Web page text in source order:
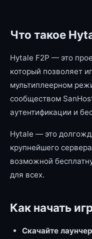
Что такое
Hytale F2P — это
который позволяет
мультиплеерном
сообществом
аутентификации и
Hytale — это
крупнейшего
возможной
для всех.
Как начать
Скачайте лаунчер